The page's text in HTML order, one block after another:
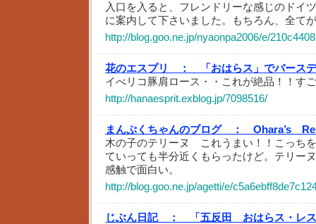
入口を入ると、フレンドリーな感じのドイ
に案内して下さいました。もちろん、全て
http://blog.goo.ne.jp/nyaonpa2006/e/
花のエスプリ ：
「おはらス」でバース
イべリコ豚肩ロース・・これが絶品！！す
http://hanaesprit.exblog.jp/7098516/
まんぷくちゃんのブログ ：
Ohara’s
木の子のテリーヌ これうまい！！こっち
ていっても半分近くもらったけど。テリー
感触で面白い。
http://blog.goo.ne.jp/agetti/e/
じぶん日記 ：
「五反田 おはらス・レ